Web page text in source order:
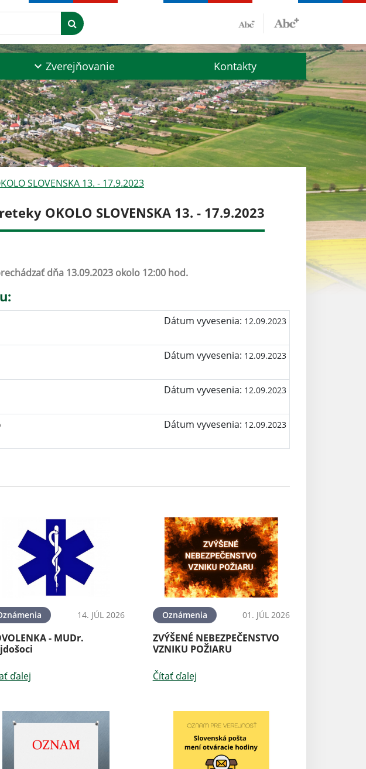
Zverejňovanie Kontakty
SLOVENSKA 13. - 17.9.2023
OKOLO SLOVENSKA 13. - 17.9.2023
dňa 13.09.2023 okolo 12:00 hod.
Dátum vyvesenia: 12.09.2023
Dátum vyvesenia: 12.09.2023
Dátum vyvesenia: 12.09.2023
Dátum vyvesenia: 12.09.2023
14. JÚL 2026
- MUDr.
ďalej
Oznámenia 01. JÚL 2026
ZVÝŠENÉ NEBEZPEČENSTVO
VZNIKU POŽIARU
Čítať ďalej